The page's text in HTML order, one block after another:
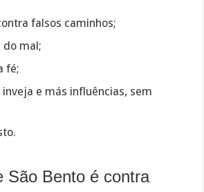
falsos caminhos;
do mal;
fé;
e más influências, sem
São Bento é contra